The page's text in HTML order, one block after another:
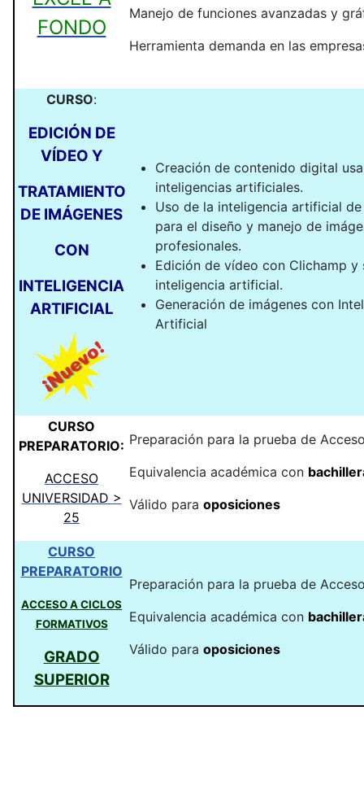
FONDO
Manejo de funciones avanzadas y
Herramienta demanda en las
CURSO:
EDICIÓN DE
VÍDEO Y
TRATAMIENTO
DE IMÁGENES
CON
INTELIGENCIA
ARTIFICIAL
Creación de contenido digital
inteligencias artificiales.
Uso de la inteligencia artificial de
para el diseño y manejo de
profesionales.
Edición de vídeo con Clichamp y
inteligencia artificial.
Generación de imágenes con
Artificial
CURSO
PREPARATORIO:
ACCESO
UNIVERSIDAD >
25
Preparación para la prueba de
Equivalencia académica con
Válido para oposiciones
CURSO
PREPARATORIO
ACCESO A CICLOS
FORMATIVOS
GRADO
SUPERIOR
Preparación para la prueba de
Equivalencia académica con
Válido para oposiciones